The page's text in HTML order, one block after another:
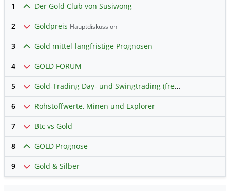
1
Der Gold Club von Susiwong
2 Goldpreis Hauptdiskussion
3 Gold mittel-langfristige Prognosen
4 GOLD FORUM
5 Gold-Trading Day- und Swingtrading (freier Austausch)
6 Rohstoffwerte, Minen und Explorer
7 Btc vs Gold
8 GOLD Prognose
9 Gold & Silber